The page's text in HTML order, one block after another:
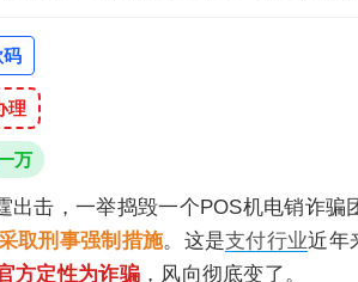
码
理
万
出击，一举捣毁一个POS机电销诈骗
取刑事强制措施。这是支付行业近年
方定性为诈骗，风向彻底变了。